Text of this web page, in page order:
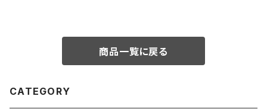
商品一覧に戻る
CATEGORY